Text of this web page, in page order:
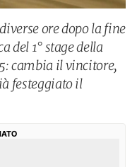
ore dopo la fine
del 1° stage della
cambia il vincitore,
festeggiato il